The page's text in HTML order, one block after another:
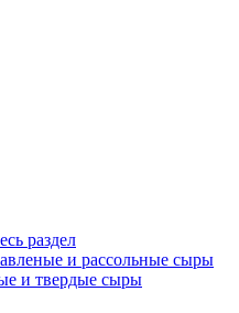
раздел
и рассольные сыры
и твердые сыры